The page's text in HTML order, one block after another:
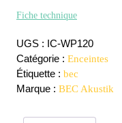
Fiche technique
UGS : IC-WP120
Catégorie : Enceintes
Étiquette : bec
Marque : BEC Akustik